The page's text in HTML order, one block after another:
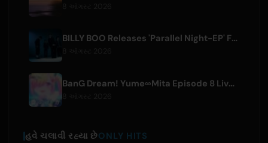
BILLY BOO Releases 'Parallel Night-EP' Featuring TV Drama Theme Song
BanG Dream! Yume∞Mita Episode 8 Live Clip Released
હવે ચલાવી રહ્યા છેONLY HITS